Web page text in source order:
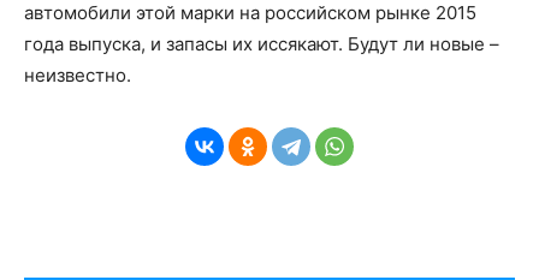
автомобили этой марки на российском рынке 2015
года выпуска, и запасы их иссякают. Будут ли новые –
неизвестно.